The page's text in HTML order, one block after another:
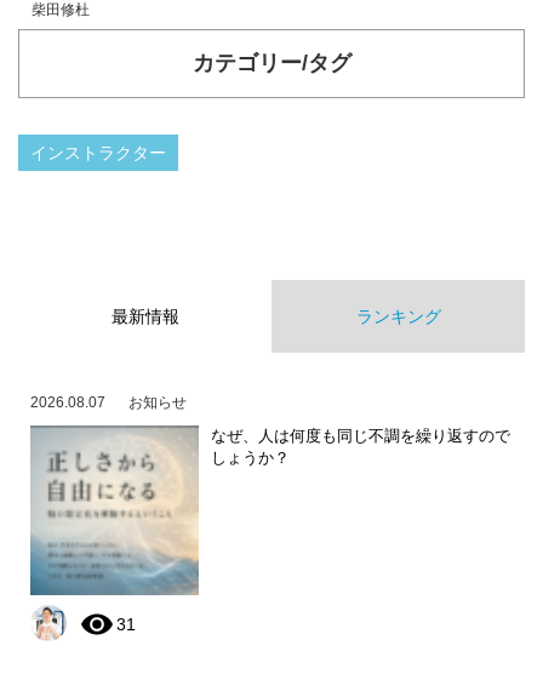
柴田修杜
カテゴリー/タグ
インストラクター
最新情報 ランキング
2026.08.07 お知らせ
なぜ、人は何度も同じ不調を繰り返すので
しょうか？
31